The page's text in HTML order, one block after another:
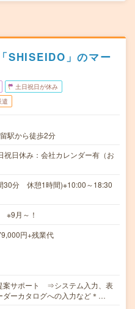
SHISEIDO」のマー
土日祝日が休み
遣
駅から徒歩2分
日休み：会社カレンダー有（お
30分 休憩1時間)※10:00～18:30
※9月～！
円+残業代
案サポート ⇒システム入力、表
ダーカタログへの入力など＊…